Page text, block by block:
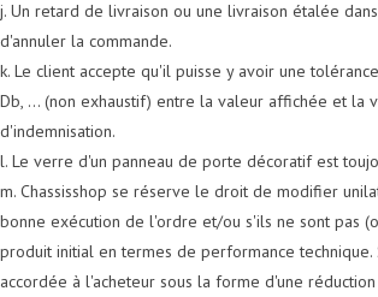
j. Un retard de livraison ou une livraison étalée
d'annuler la commande.
k. Le client accepte qu'il puisse y avoir une
Db, ... (non exhaustif) entre la valeur affichée et
d'indemnisation.
l. Le verre d'un panneau de porte décoratif est
m. Chassisshop se réserve le droit de modifier
bonne exécution de l'ordre et/ou s'ils ne sont pas
produit initial en termes de performance
accordée à l'acheteur sous la forme d'une